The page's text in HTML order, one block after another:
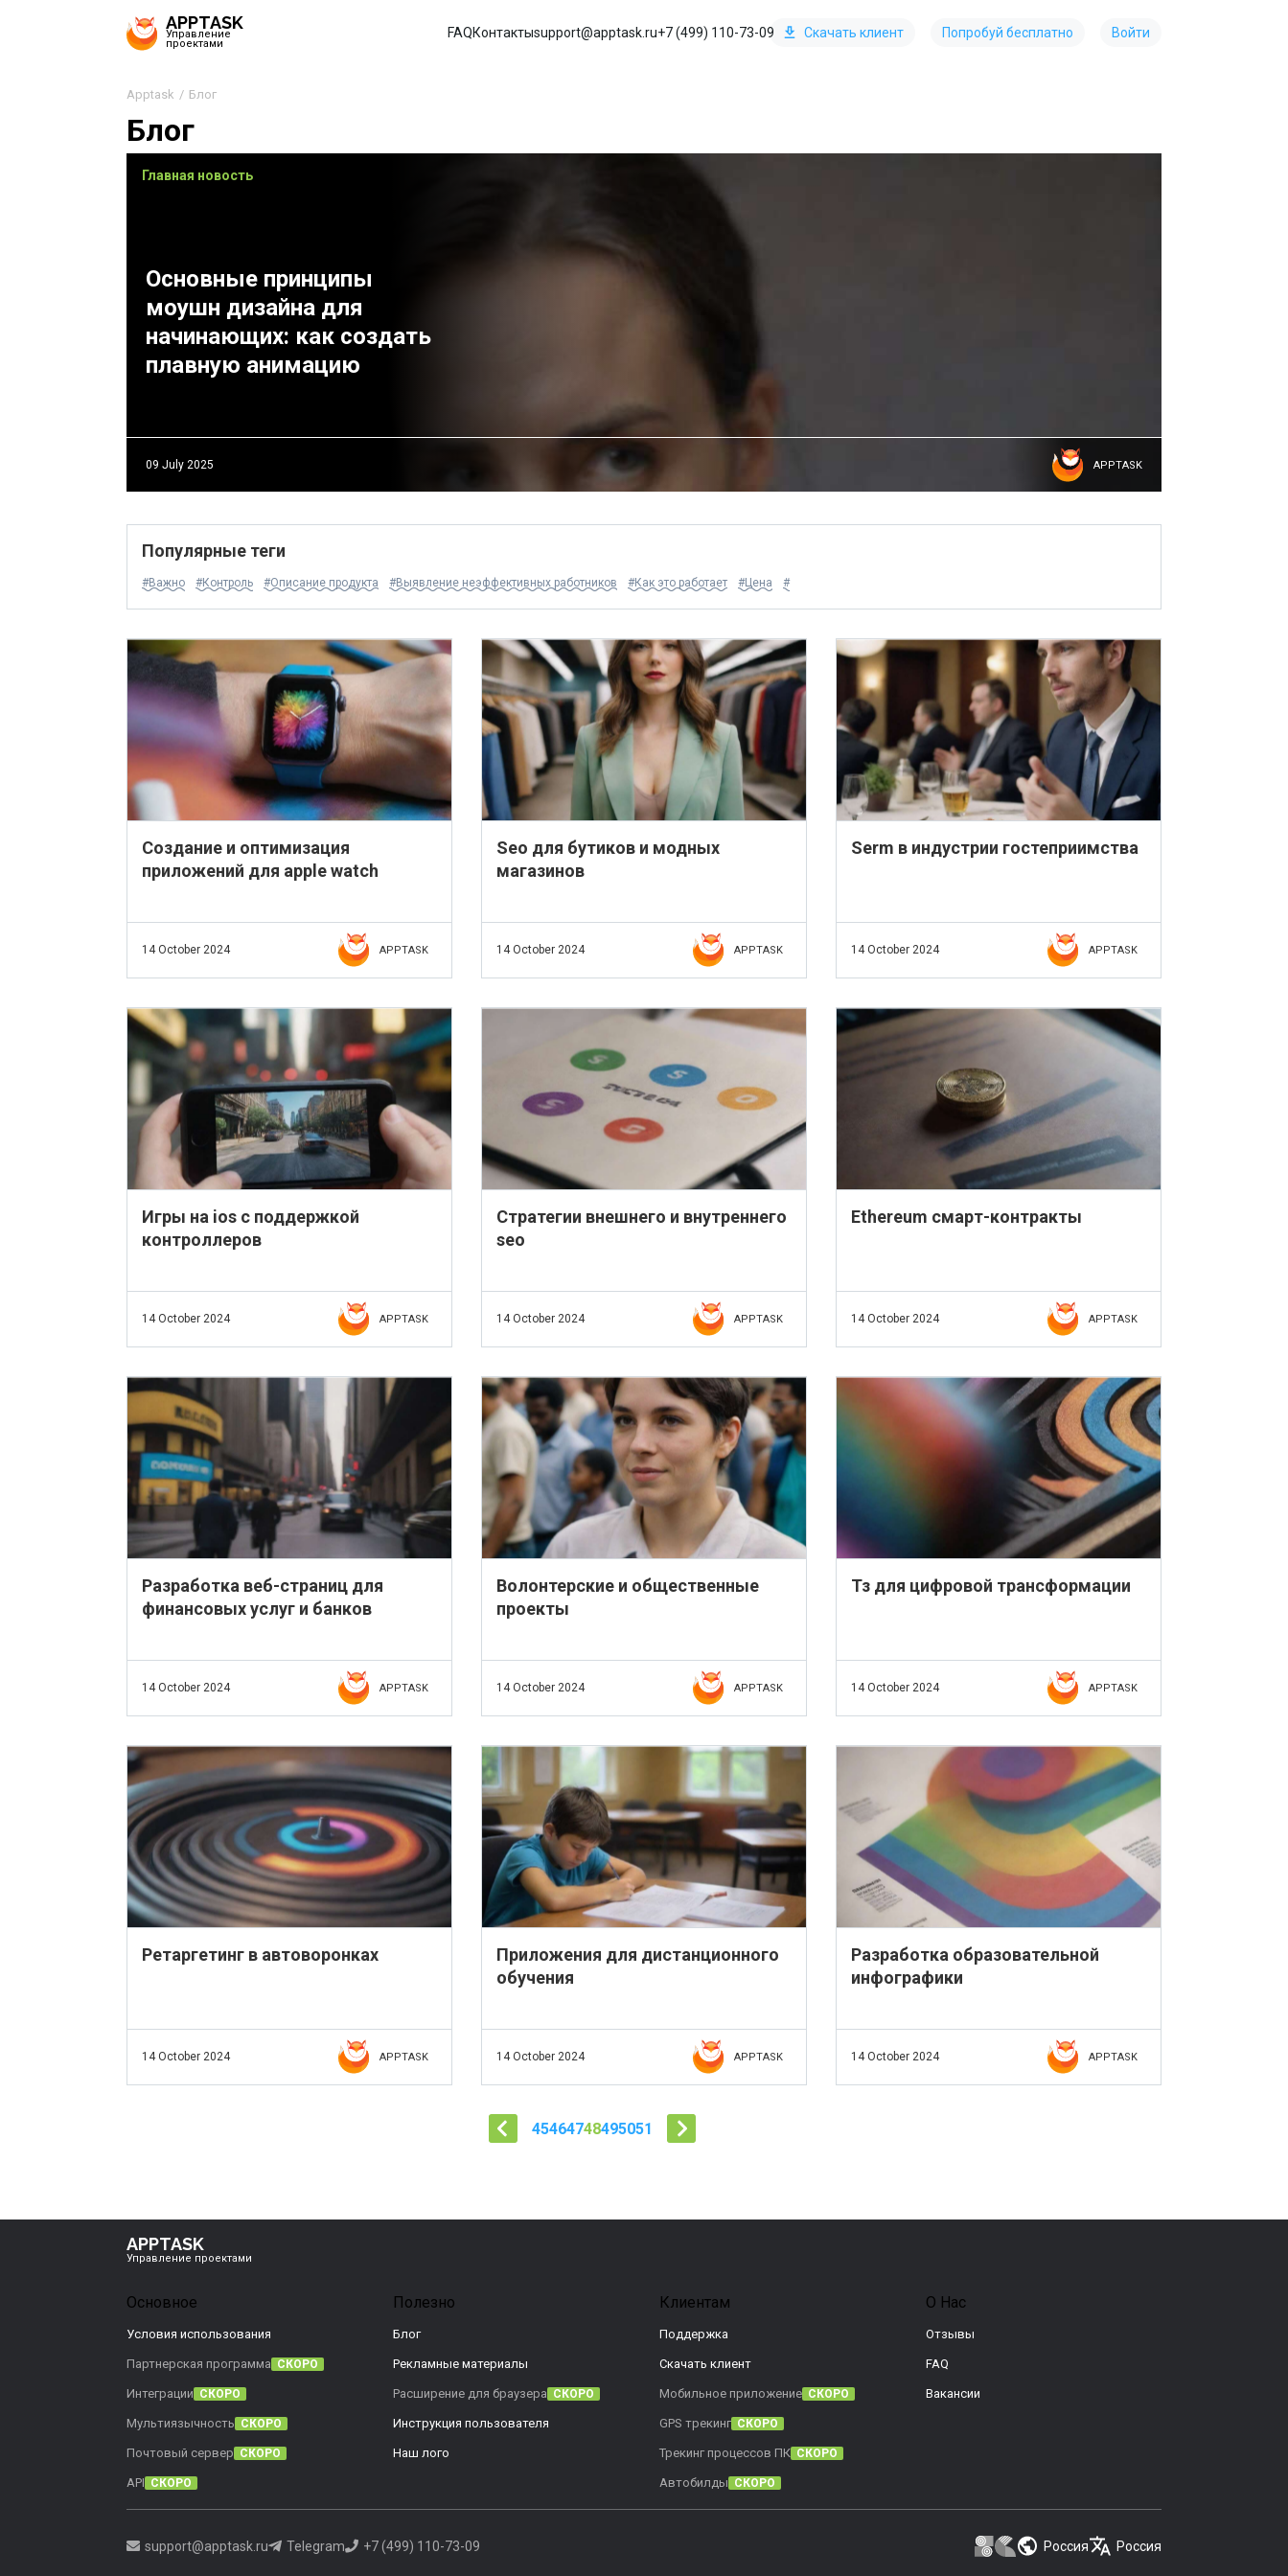
APPTASK
Управление
проектами
FAQКонтактыsupport@apptask.ru+7 (499) 110-73-09 Скачать клиент Попробуй бесплатно Войти
Apptask Блог
Блог
Главная новость
Основные принципы
моушн дизайна для
начинающих: как создать
плавную анимацию
09 July 2025 APPTASK
Популярные теги
#Важно #Контроль #Описание продукта #Выявление неэффективных работников #Как это работает #Цена #
Создание и оптимизация
приложений для apple watch
14 October 2024 APPTASK
Seo для бутиков и модных
магазинов
14 October 2024 APPTASK
Serm в индустрии гостеприимства
14 October 2024 APPTASK
Игры на ios с поддержкой
контроллеров
14 October 2024 APPTASK
Стратегии внешнего и внутреннего
seo
14 October 2024 APPTASK
Ethereum смарт-контракты
14 October 2024 APPTASK
Разработка веб-страниц для
финансовых услуг и банков
14 October 2024 APPTASK
Волонтерские и общественные
проекты
14 October 2024 APPTASK
Тз для цифровой трансформации
14 October 2024 APPTASK
Ретаргетинг в автоворонках
14 October 2024 APPTASK
Приложения для дистанционного
обучения
14 October 2024 APPTASK
Разработка образовательной
инфографики
14 October 2024 APPTASK
45464748495051
APPTASK
Управление проектами
Основное
Условия использования
Партнерская программа СКОРО
Интеграции СКОРО
Мультиязычность СКОРО
Почтовый сервер СКОРО
API СКОРО
Полезно
Блог
Рекламные материалы
Расширение для браузера СКОРО
Инструкция пользователя
Наш лого
Клиентам
Поддержка
Скачать клиент
Мобильное приложение СКОРО
GPS трекинг СКОРО
Трекинг процессов ПК СКОРО
Автобилды СКОРО
О Нас
Отзывы
FAQ
Вакансии
support@apptask.ru Telegram +7 (499) 110-73-09 Россия Россия